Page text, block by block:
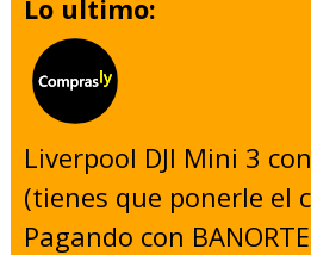
Lo ultimo:
Liverpool DJI Mini 3
(tienes que ponerle el
Pagando con